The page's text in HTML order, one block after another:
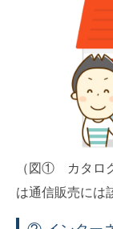
（図① カタロ
は通信販売には